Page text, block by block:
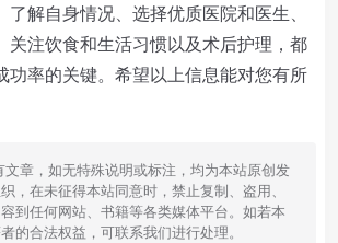
解自身情况、选择优质医院和医生、
关注饮食和生活习惯以及术后护理，都
功率的关键。希望以上信息能对您有所
文章，如无特殊说明或标注，均为本站原创发
，在未征得本站同意时，禁止复制、盗用、
到任何网站、书籍等各类媒体平台。如若本
的合法权益，可联系我们进行处理。